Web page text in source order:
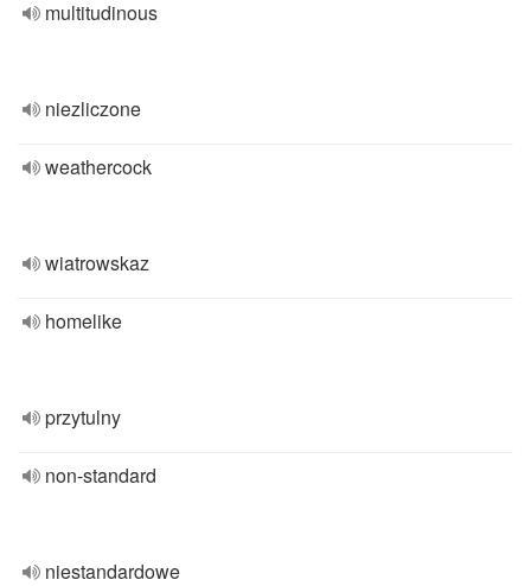
multitudinous
niezliczone
weathercock
wiatrowskaz
homelike
przytulny
non-standard
niestandardowe